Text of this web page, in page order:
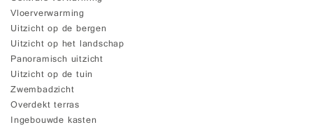
Vloerverwarming
Uitzicht op de bergen
Uitzicht op het landschap
Panoramisch uitzicht
Uitzicht op de tuin
Zwembadzicht
Overdekt terras
Ingebouwde kasten